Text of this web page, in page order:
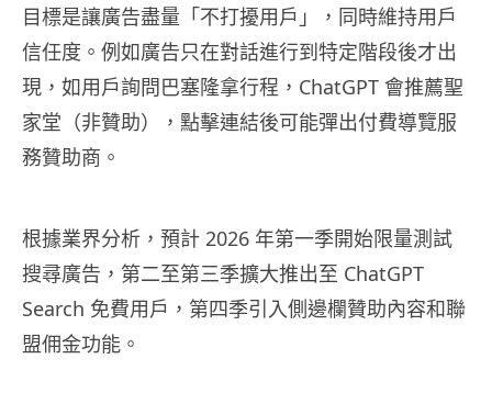
目標是讓廣告盡量「不打擾用戶」，同時維持用戶
信任度。例如廣告只在對話進行到特定階段後才出
現，如用戶詢問巴塞隆拿行程，ChatGPT 會推薦聖
家堂（非贊助），點擊連結後可能彈出付費導覽服
務贊助商。
根據業界分析，預計 2026 年第一季開始限量測試
搜尋廣告，第二至第三季擴大推出至 ChatGPT
Search 免費用戶，第四季引入側邊欄贊助內容和聯
盟佣金功能。